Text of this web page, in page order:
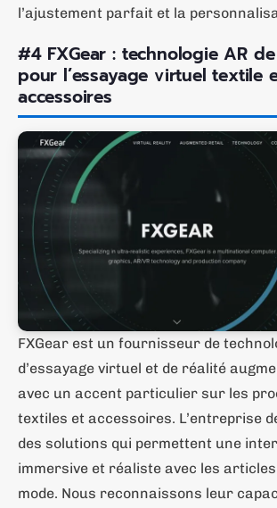
l’ajustement parfait et la
#4 FXGear : technologie AR
pour l’essayage virtuel textile
accessoires
FXGear est un fournisseur de
d’essayage virtuel et de réalité
avec un accent particulier sur les
textiles et accessoires. L’entreprise
des solutions qui permettent une
immersive et réaliste avec les
mode. Nous reconnaissons leur